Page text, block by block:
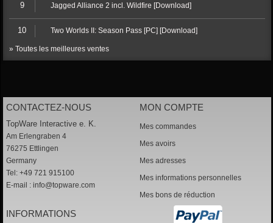
9 Jagged Alliance 2 incl. Wildfire [Download]
10 Two Worlds II: Season Pass [PC] [Download]
» Toutes les meilleures ventes
CONTACTEZ-NOUS
TopWare Interactive e. K.
Am Erlengraben 4
76275 Ettlingen
Germany
Tel: +49 721 915100
E-mail : info@topware.com
MON COMPTE
Mes commandes
Mes avoirs
Mes adresses
Mes informations personnelles
Mes bons de réduction
INFORMATIONS